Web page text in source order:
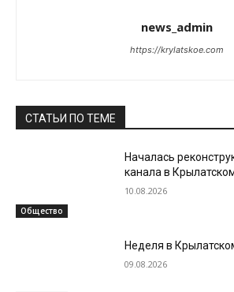
news_admin
https://krylatskoe.com
СТАТЬИ ПО ТЕМЕ
Общество
Началась
канала в
10.08.2026
Неделя в
09.08.2026